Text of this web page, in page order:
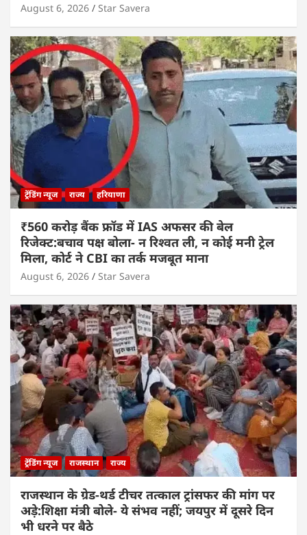
August 6, 2026 Star Savera
ट्रेंडिंग न्यूज राज्य हरियाणा
₹560 करोड़ बैंक फ्रॉड में IAS अफसर की बेल
रिजेक्ट:बचाव पक्ष बोला- न रिश्वत ली, न कोई मनी ट्रेल
मिला, कोर्ट ने CBI का तर्क मजबूत माना
August 6, 2026 Star Savera
ट्रेंडिंग न्यूज राजस्थान राज्य
राजस्थान के ग्रेड-थर्ड टीचर तत्काल ट्रांसफर की मांग पर
अड़े:शिक्षा मंत्री बोले- ये संभव नहीं; जयपुर में दूसरे दिन
भी धरने पर बैठे